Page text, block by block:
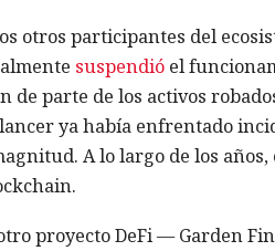
otros participantes del
suspendióel
de parte de los activos
ya había enfrentado
A lo largo de los
proyecto DeFi — Garden